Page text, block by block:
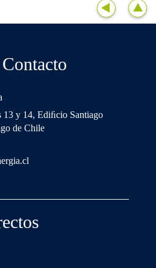
13 y 14, Ediﬁcio Santiago
de Chile